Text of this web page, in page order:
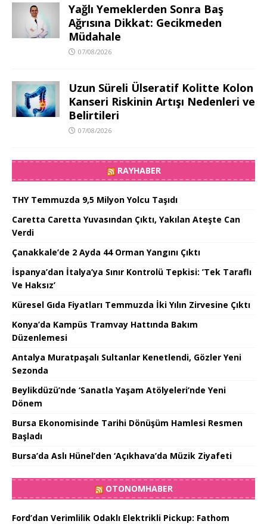
Yağlı Yemeklerden Sonra Baş
Ağrısına Dikkat: Gecikmeden
Müdahale
07/08/2026
Uzun Süreli Ülseratif Kolitte Kolon
Kanseri Riskinin Artışı Nedenleri ve
Belirtileri
07/08/2026
RAYHABER
THY Temmuzda 9,5 Milyon Yolcu Taşıdı
Caretta Caretta Yuvasından Çıktı, Yakılan Ateşte Can
Verdi
Çanakkale’de 2 Ayda 44 Orman Yangını Çıktı
İspanya’dan İtalya’ya Sınır Kontrolü Tepkisi: ’Tek Taraflı
Ve Haksız’
Küresel Gıda Fiyatları Temmuzda İki Yılın Zirvesine Çıktı
Konya’da Kampüs Tramvay Hattında Bakım
Düzenlemesi
Antalya Muratpaşalı Sultanlar Kenetlendi, Gözler Yeni
Sezonda
Beylikdüzü’nde ‘Sanatla Yaşam Atölyeleri’nde Yeni
Dönem
Bursa Ekonomisinde Tarihi Dönüşüm Hamlesi Resmen
Başladı
Bursa’da Aslı Hünel’den ‘Açıkhava’da Müzik Ziyafeti
OTONOMHABER
Ford’dan Verimlilik Odaklı Elektrikli Pickup: Fathom